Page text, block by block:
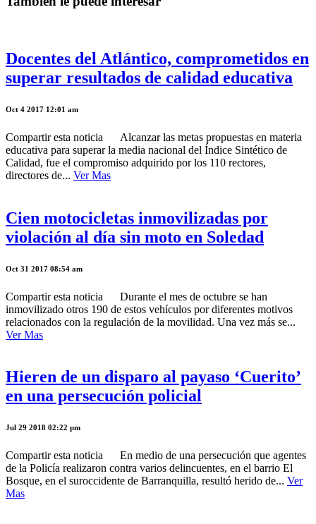
Docentes del Atlántico, comprometidos en
superar resultados de calidad educativa
Oct 4 2017 12:01 am
Compartir esta noticia Alcanzar las metas propuestas en materia
educativa para superar la media nacional del Índice Sintético de
Calidad, fue el compromiso adquirido por los 110 rectores,
directores de... Ver Mas
Cien motocicletas inmovilizadas por
violación al día sin moto en Soledad
Oct 31 2017 08:54 am
Compartir esta noticia Durante el mes de octubre se han
inmovilizado otros 190 de estos vehículos por diferentes motivos
relacionados con la regulación de la movilidad. Una vez más se...
Ver Mas
Hieren de un disparo al payaso ‘Cuerito’
en una persecución policial
Jul 29 2018 02:22 pm
Compartir esta noticia En medio de una persecución que agentes
de la Policía realizaron contra varios delincuentes, en el barrio El
Bosque, en el suroccidente de Barranquilla, resultó herido de... Ver
Mas